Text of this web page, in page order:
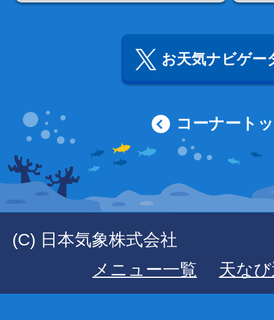
お天気ナビゲー
コーナート
(C) 日本気象株式会社
メニュー一覧
天な